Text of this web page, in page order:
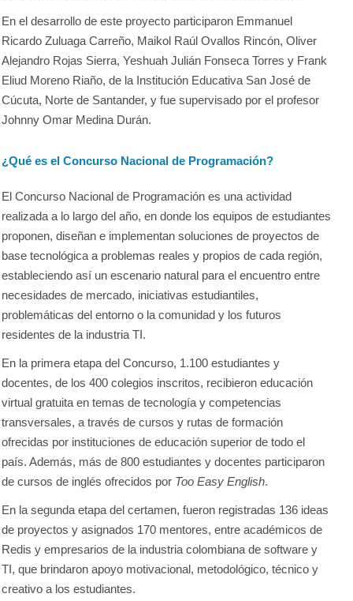
En el desarrollo de este proyecto participaron Emmanuel
Ricardo Zuluaga Carreño, Maikol Raúl Ovallos Rincón, Oliver
Alejandro Rojas Sierra, Yeshuah Julián Fonseca Torres y Frank
Eliud Moreno Riaño, de la Institución Educativa San José de
Cúcuta, Norte de Santander, y fue supervisado por el profesor
Johnny Omar Medina Durán.
¿Qué es el Concurso Nacional de Programación?
El Concurso Nacional de Programación es una actividad
realizada a lo largo del año, en donde los equipos de estudiantes
proponen, diseñan e implementan soluciones de proyectos de
base tecnológica a problemas reales y propios de cada región,
estableciendo así un escenario natural para el encuentro entre
necesidades de mercado, iniciativas estudiantiles,
problemáticas del entorno o la comunidad y los futuros
residentes de la industria TI.
En la primera etapa del Concurso, 1.100 estudiantes y
docentes, de los 400 colegios inscritos, recibieron educación
virtual gratuita en temas de tecnología y competencias
transversales, a través de cursos y rutas de formación
ofrecidas por instituciones de educación superior de todo el
país. Además, más de 800 estudiantes y docentes participaron
de cursos de inglés ofrecidos por Too Easy English.
En la segunda etapa del certamen, fueron registradas 136 ideas
de proyectos y asignados 170 mentores, entre académicos de
Redis y empresarios de la industria colombiana de software y
TI, que brindaron apoyo motivacional, metodológico, técnico y
creativo a los estudiantes.